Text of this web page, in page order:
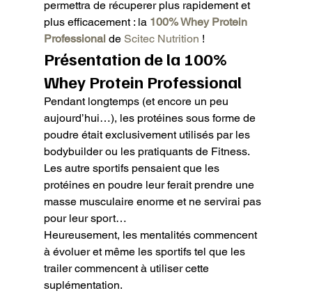
permettra de récuperer plus rapidement et
plus efficacement : la 100% Whey Protein
Professional de Scitec Nutrition !
Présentation de la 100%
Whey Protein Professional
Pendant longtemps (et encore un peu
aujourd’hui…), les protéines sous forme de
poudre était exclusivement utilisés par les
bodybuilder ou les pratiquants de Fitness.
Les autre sportifs pensaient que les
protéines en poudre leur ferait prendre une
masse musculaire enorme et ne servirai pas
pour leur sport…
Heureusement, les mentalités commencent
à évoluer et même les sportifs tel que les
trailer commencent à utiliser cette
suplémentation.